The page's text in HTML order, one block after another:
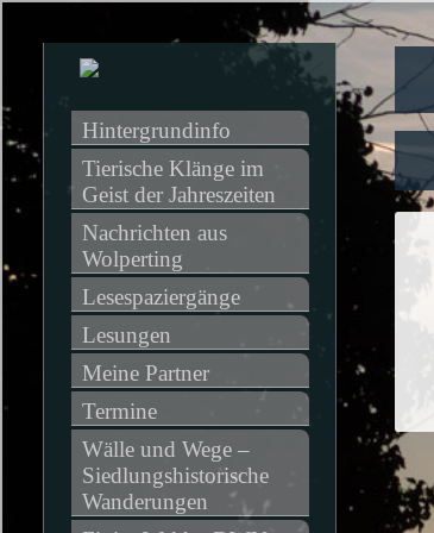
Hintergrundinfo
Tierische Klänge im
Geist der Jahreszeiten
Nachrichten aus
Wolperting
Lesespaziergänge
Lesungen
Meine Partner
Termine
Wälle und Wege –
Siedlungshistorische
Wanderungen